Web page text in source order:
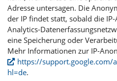
Adresse untersagen. Die
der IP findet statt, sobald die
Analytics-
eine Speicherung oder
Mehr Informationen zur IP-
https://support.google.com/
hl=de.